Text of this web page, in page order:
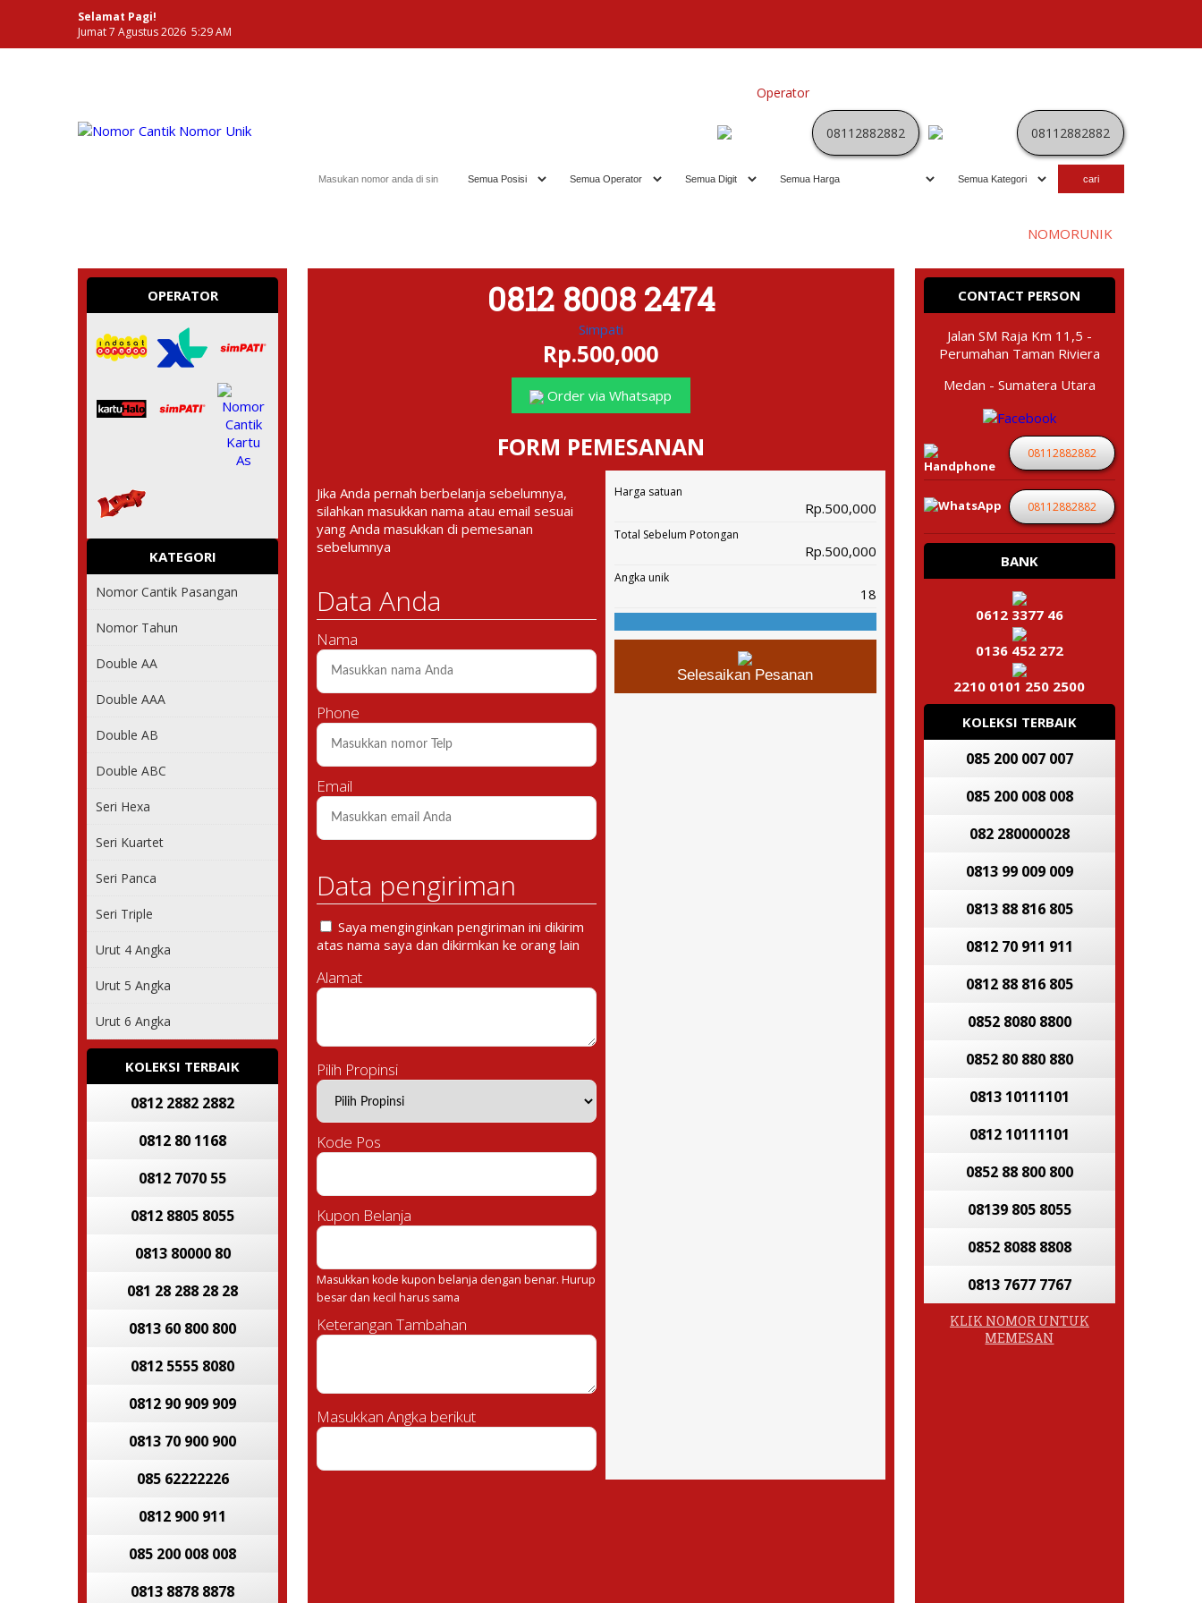
Selamat Pagi!
Jumat 7 Agustus 2026 5:29 AM
Operator
08112882882 08112882882
NOMORUNIK- nomor
OPERATOR
KATEGORI
Nomor Cantik Pasangan
Nomor Tahun
Double AA
Double AAA
Double AB
Double ABC
Seri Hexa
Seri Kuartet
Seri Panca
Seri Triple
Urut 4 Angka
Urut 5 Angka
Urut 6 Angka
KOLEKSI TERBAIK
0812 2882 2882
0812 80 1168
0812 7070 55
0812 8805 8055
0813 80000 80
081 28 288 28 28
0813 60 800 800
0812 5555 8080
0812 90 909 909
0813 70 900 900
085 62222226
0812 900 911
085 200 008 008
0813 8878 8878
0812 8008 2474
Simpati
Rp.500,000
Order via Whatsapp
FORM PEMESANAN
Jika Anda pernah berbelanja sebelumnya,
silahkan masukkan nama atau email sesuai
yang Anda masukkan di pemesanan
sebelumnya
Data Anda
Nama
Phone
Email
Data pengiriman
Saya menginginkan pengiriman ini dikirim
atas nama saya dan dikirmkan ke orang lain
Alamat
Pilih Propinsi
Kode Pos
Kupon Belanja
Masukkan kode kupon belanja dengan benar. Hurup
besar dan kecil harus sama
Keterangan Tambahan
Masukkan Angka berikut
Harga satuan
Rp.500,000
Total Sebelum Potongan
Rp.500,000
Angka unik
18
Selesaikan Pesanan
CONTACT PERSON
Jalan SM Raja Km 11,5 -
Perumahan Taman Riviera
Medan - Sumatera Utara
08112882882
08112882882
BANK
0612 3377 46
0136 452 272
2210 0101 250 2500
KOLEKSI TERBAIK
085 200 007 007
085 200 008 008
082 280000028
0813 99 009 009
0813 88 816 805
0812 70 911 911
0812 88 816 805
0852 8080 8800
0852 80 880 880
0813 10111101
0812 10111101
0852 88 800 800
08139 805 8055
0852 8088 8808
0813 7677 7767
KLIK NOMOR UNTUK
MEMESAN